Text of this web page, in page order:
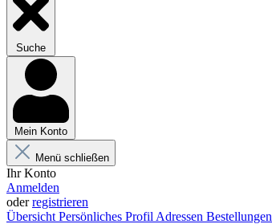
Suche
Mein Konto
Menü schließen
Ihr Konto
Anmelden
oderregistrieren
Übersicht Persönliches Profil Adressen Bestellungen